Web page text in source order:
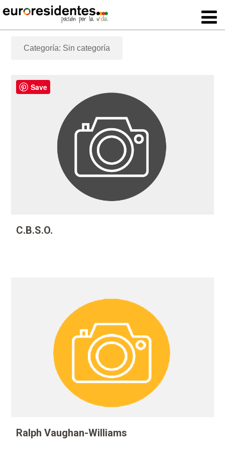
Categoría: Sin categoría
C.B.S.O.
Ralph Vaughan-Williams
Save